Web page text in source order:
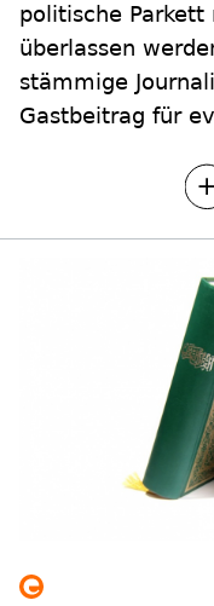
politische Parkett
überlassen
stämmige
Gastbeitrag für